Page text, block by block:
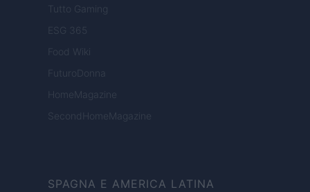
Tutto Gaming
ESG 365
Food Wiki
FuturoDonna
HomeMagazine
SecondHomeMagazine
SPAGNA E AMERICA LATINA